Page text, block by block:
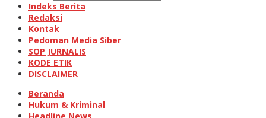
Indeks Berita
Redaksi
Kontak
Pedoman Media Siber
SOP JURNALIS
KODE ETIK
DISCLAIMER
Beranda
Hukum & Kriminal